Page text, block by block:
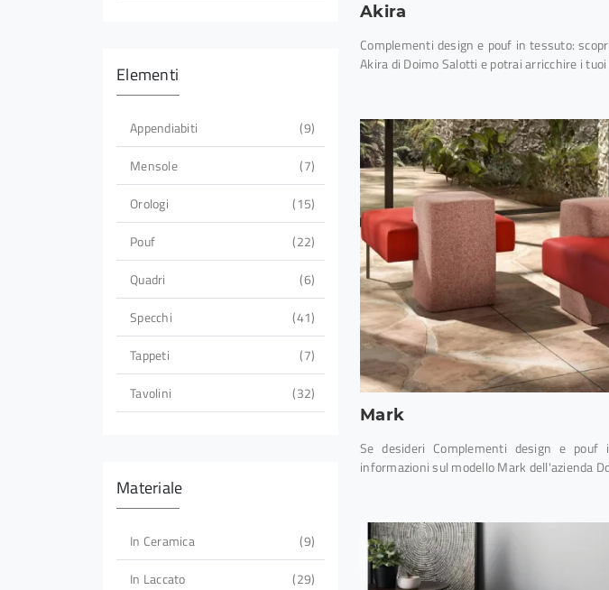
Elementi
Appendiabiti
9
Mensole
7
Orologi
15
Pouf
22
Quadri
6
Specchi
41
Tappeti
7
Tavolini
32
Materiale
In Ceramica
9
In Laccato
29
Akira
Complementi design e pouf in tessuto:
Akira di Doimo Salotti e potrai arricchire i tuoi
Mark
Se desideri Complementi design e
informazioni sul modello Mark dell'azienda